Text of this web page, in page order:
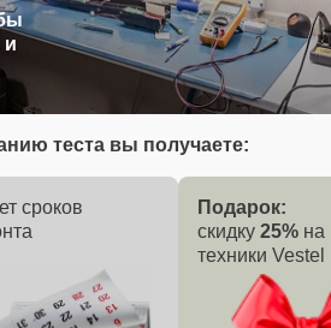
и
теста вы получаете:
сроков
Подарок:
скидку 25% на
техники Vestel